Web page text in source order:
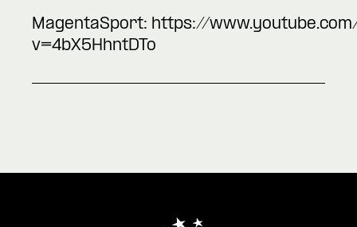
MagentaSport: https://
v=4bX5HhntDTo